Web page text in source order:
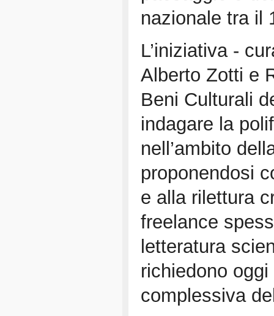
nazionale tra il
L’iniziativa -
Alberto Zotti e
Beni Culturali
indagare la
nell’ambito
proponendosi
e alla rilettura
freelance
letteratura
richiedono
complessiva